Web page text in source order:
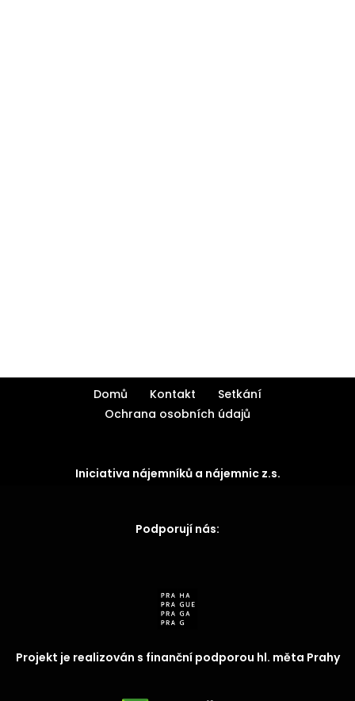
Domů Kontakt
Setkání
Ochrana osobních údajů
Iniciativa nájemníků a nájemnic z.s.
Podporují nás:
Projekt je realizován s finanční podporou hl. měta Prahy